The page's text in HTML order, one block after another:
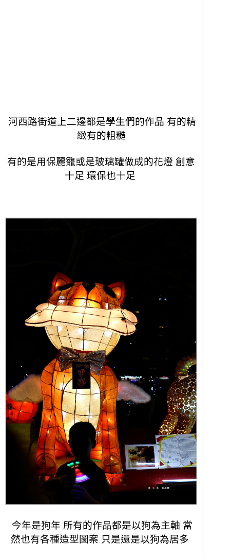
河西路街道上二邊都是學生們的作品 有的精
緻有的粗糙
有的是用保麗籠或是玻璃罐做成的花燈 創意
十足 環保也十足
今年是狗年 所有的作品都是以狗為主軸 當
然也有各種造型圖案 只是還是以狗為居多